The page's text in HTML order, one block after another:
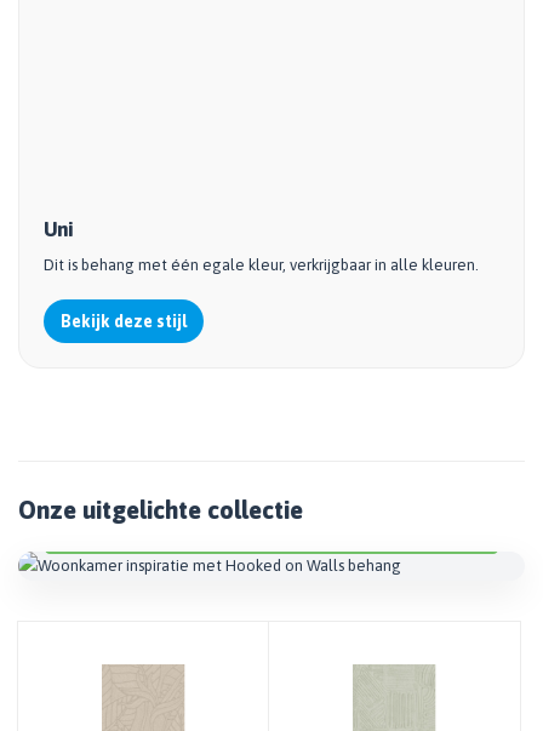
Uni
Dit is behang met één egale kleur, verkrijgbaar in alle kleuren.
Bekijk deze stijl
Onze uitgelichte collectie
Bekijk collectie